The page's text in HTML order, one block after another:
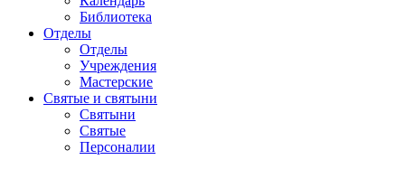
Библиотека
Отделы
Отделы
Учреждения
Мастерские
Святые и святыни
Cвятыни
Cвятые
Персоналии